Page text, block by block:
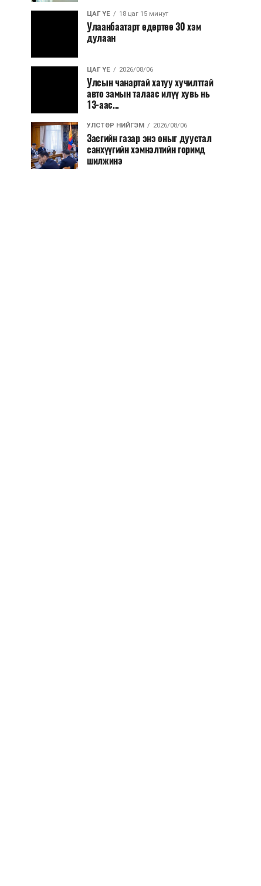
ЦАГ ҮЕ 18 цаг 15 минут
Улаанбаатарт өдөртөө 30 хэм
дулаан
ЦАГ ҮЕ 2026/08/06
Улсын чанартай хатуу хучилттай
авто замын талаас илүү хувь нь
13-аас...
УЛСТӨР НИЙГЭМ 2026/08/06
Засгийн газар энэ оныг дуустал
санхүүгийн хэмнэлтийн горимд
шилжинэ